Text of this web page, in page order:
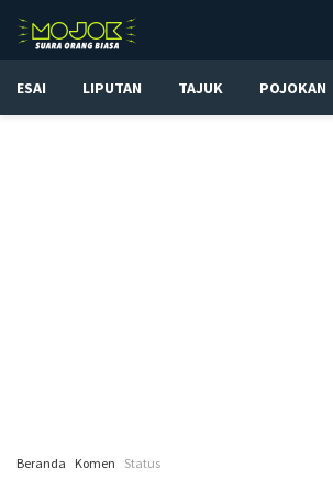
ESAI LIPUTAN TAJUK POJOKAN
Beranda Komen Status